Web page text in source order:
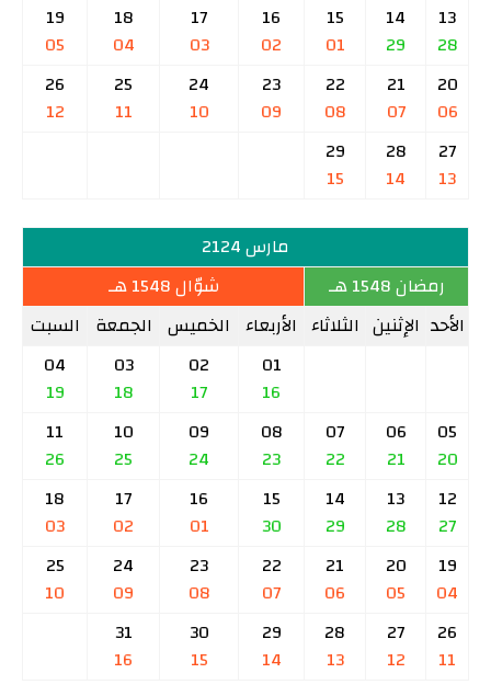
13
28
14
29
15
01
16
02
17
03
18
04
19
05
20
06
21
07
22
08
23
09
24
10
25
11
26
12
27
13
28
14
29
15
مارس 2124
رمضان 1548 هـ
شوّال 1548 هـ
الأحد الإثنين الثلاثاء الأربعاء الخميس الجمعة السبت
01
16
02
17
03
18
04
19
05
20
06
21
07
22
08
23
09
24
10
25
11
26
12
27
13
28
14
29
15
30
16
01
17
02
18
03
19
04
20
05
21
06
22
07
23
08
24
09
25
10
26
11
27
12
28
13
29
14
30
15
31
16